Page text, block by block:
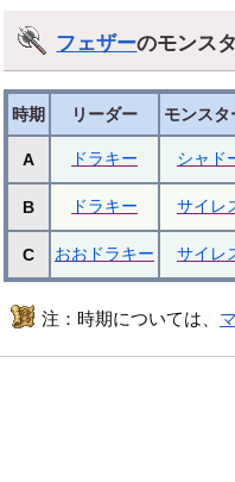
フェザーのモンス
時期 リーダー モンスタ
A ドラキー シャド
B ドラキー サイレ
C おおドラキー サイレ
注：時期については、